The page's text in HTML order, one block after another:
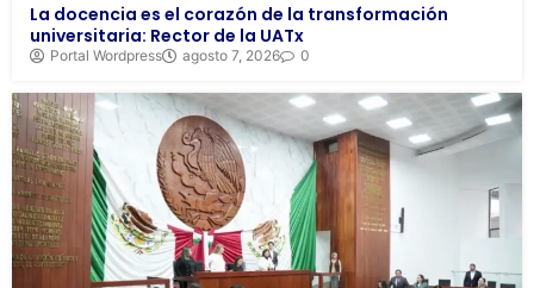
La docencia es el corazón de la transformación
universitaria: Rector de la UATx
Portal Wordpress agosto 7, 2026 0